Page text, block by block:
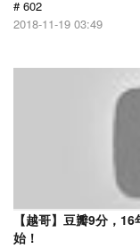
# 602
2018-11-19 03:49
【越哥】豆瓣9分，
始！